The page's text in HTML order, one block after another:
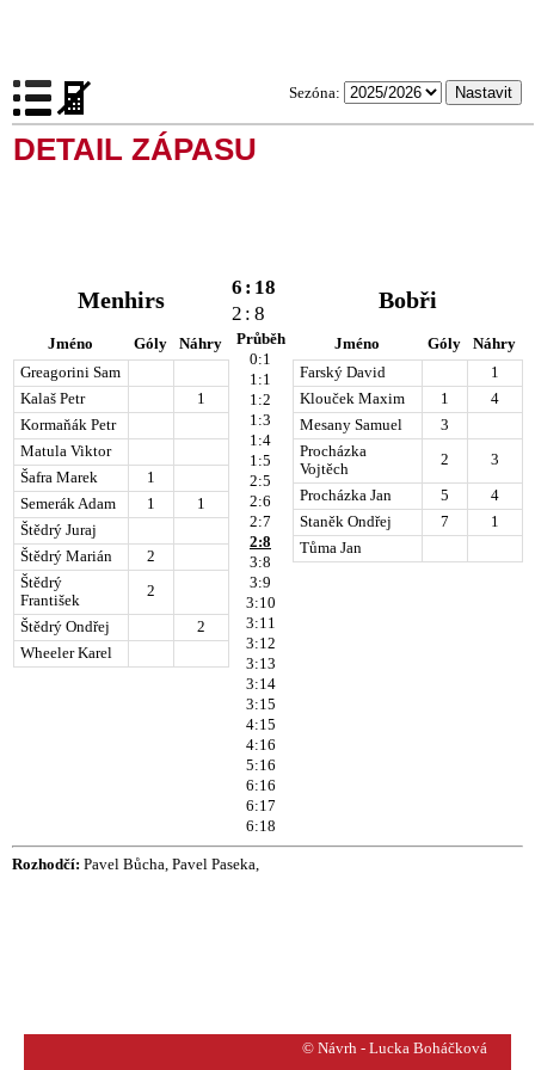
Sezóna:
DETAIL ZÁPASU
Menhirs 6 : 18
2 : 8
Bobři
Jméno Góly
Náhry
Greagorini Sam
Kalaš Petr
1
Kormaňák Petr
Matula Viktor
Šafra Marek
1
Semerák Adam
1
1
Štědrý Juraj
Štědrý Marián
2
Štědrý
František
2
Štědrý Ondřej
2
Wheeler Karel
Průběh
0:1
1:1
1:2
1:3
1:4
1:5
2:5
2:6
2:7
2:8
3:8
3:9
3:10
3:11
3:12
3:13
3:14
3:15
4:15
4:16
5:16
6:16
6:17
6:18
Jméno Góly
Náhry
Farský David
1
Klouček Maxim
1
4
Mesany Samuel
3
Procházka
Vojtěch
2 3
Procházka Jan 5
4
Staněk Ondřej
7
1
Tůma Jan
Rozhodčí: Pavel Bůcha, Pavel Paseka,
© Návrh - Lucka Boháčková